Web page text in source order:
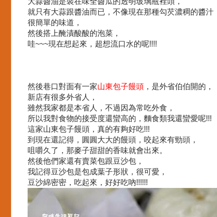
就只有大蒜跟醬油而已，不像現在那種勾芡濃稠的醬汁
很簡單的味道，
然後搭上醃漬酸酸的泡菜，
哇~~~現在想起來，超想流口水的呢!!!!
然後巷口對面有一家山東包子饅頭 ，是外省伯伯開的，
新店有很多外省人，
雖然我家都是本省人，不過因為常吃外食，
所以我對食物的接受度還蠻高的，麵食類我還蠻愛呢!!!
這家山東包子饅頭，真的有夠好吃!!!
到現在還記得，圓圓大大的饅頭，咬起來有勁頭，
咀嚼久了，那麥子甜甜的香味就會出來。
然後他們家還有賣菜包跟豆沙包，
我記得豆沙包是包成葉子形狀，很可愛，
豆沙綿密密，吃起來，好好吃吶!!!!!!